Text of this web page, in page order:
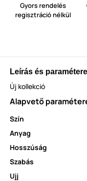
Gyors rendelés
regisztráció nélkül
Leírás és
Új kollekció
Alapvető
Szín
Anyag
Hosszúság
Szabás
Ujj